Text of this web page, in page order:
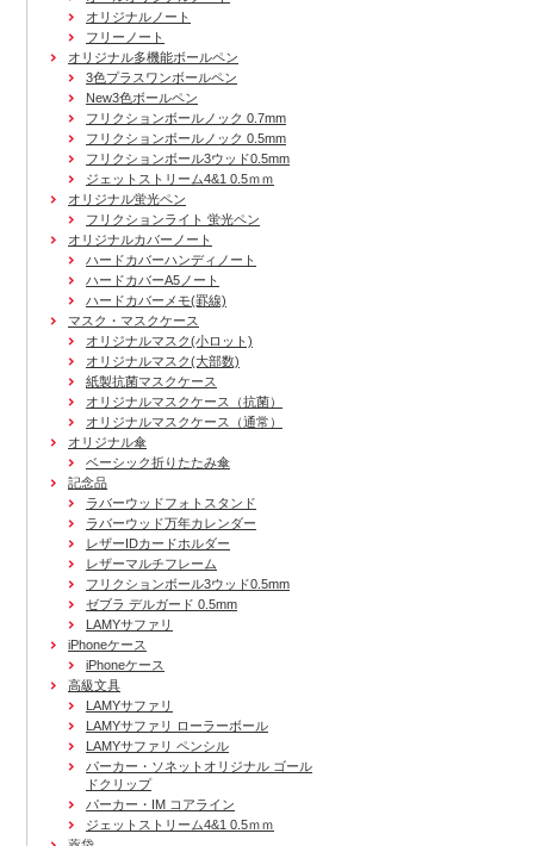
オリジナルノート
フリーノート
オリジナル多機能ボールペン
3色プラスワンボールペン
New3色ボールペン
フリクションボールノック 0.7mm
フリクションボールノック 0.5mm
フリクションボール3ウッド0.5mm
ジェットストリーム4&1 0.5ｍｍ
オリジナル蛍光ペン
フリクションライト 蛍光ペン
オリジナルカバーノート
ハードカバーハンディノート
ハードカバーA5ノート
ハードカバーメモ(罫線)
マスク・マスクケース
オリジナルマスク(小ロット)
オリジナルマスク(大部数)
紙製抗菌マスクケース
オリジナルマスクケース（抗菌）
オリジナルマスクケース（通常）
オリジナル傘
ベーシック折りたたみ傘
記念品
ラバーウッドフォトスタンド
ラバーウッド万年カレンダー
レザーIDカードホルダー
レザーマルチフレーム
フリクションボール3ウッド0.5mm
ゼブラ デルガード 0.5mm
LAMYサファリ
iPhoneケース
iPhoneケース
高級文具
LAMYサファリ
LAMYサファリ ローラーボール
LAMYサファリ ペンシル
パーカー・ソネットオリジナル ゴール
ドクリップ
パーカー・IM コアライン
ジェットストリーム4&1 0.5ｍｍ